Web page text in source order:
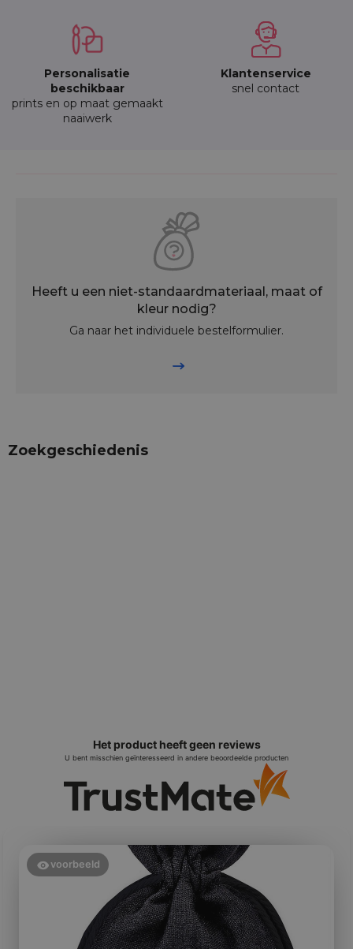
Personalisatie
beschikbaar
prints en op maat gemaakt
naaiwerk
Klantenservice
snel contact
Heeft u een niet-standaardmateriaal, maat of
kleur nodig?
Ga naar het individuele bestelformulier.
Zoekgeschiedenis
Het product heeft geen reviews
U bent misschien geïnteresseerd in andere beoordeelde producten
voorbeeld